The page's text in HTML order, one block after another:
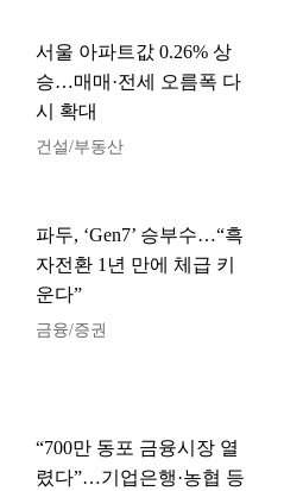
서울 아파트값 0.26% 상
승…매매·전세 오름폭 다
시 확대
건설/부동산
파두, ‘Gen7’ 승부수…“흑
자전환 1년 만에 체급 키
운다”
금융/증권
“700만 동포 금융시장 열
렸다”…기업은행·농협 등